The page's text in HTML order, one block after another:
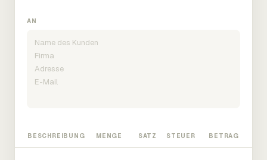
AN
BESCHREIBUNG MENGE SATZ STEUER BETRAG